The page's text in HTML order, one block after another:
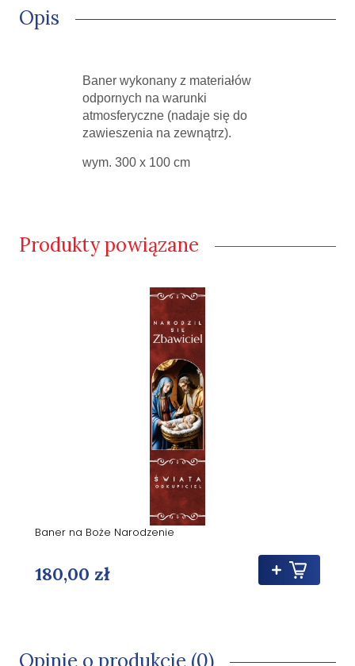
Opis
Baner wykonany z materiałów
odpornych na warunki
atmosferyczne (nadaje się do
zawieszenia na zewnątrz).
wym. 300 x 100 cm
Produkty powiązane
Baner na Boże Narodzenie
180,00 zł
Opinie o produkcie (0)